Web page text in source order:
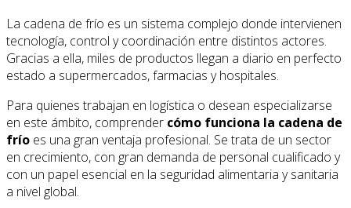
La cadena de frío es un sistema complejo donde intervienen
tecnología, control y coordinación entre distintos actores.
Gracias a ella, miles de productos llegan a diario en perfecto
estado a supermercados, farmacias y hospitales.
Para quienes trabajan en logística o desean especializarse
en este ámbito, comprender cómo funciona la cadena de
frío es una gran ventaja profesional. Se trata de un sector
en crecimiento, con gran demanda de personal cualificado y
con un papel esencial en la seguridad alimentaria y sanitaria
a nivel global.